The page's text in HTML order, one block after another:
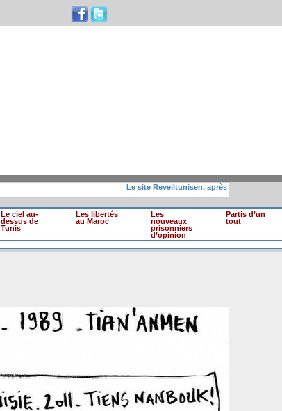
Le site Reveiltunisen, après 10 ans de loyaux (...)
Le ciel au-
dessus de
Tunis
Les libertés
au Maroc
Les
nouveaux
prisonniers
d’opinion
Partis d’un
tout